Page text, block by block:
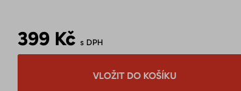
399 Kč s DPH
VLOŽIT DO KOŠÍKU